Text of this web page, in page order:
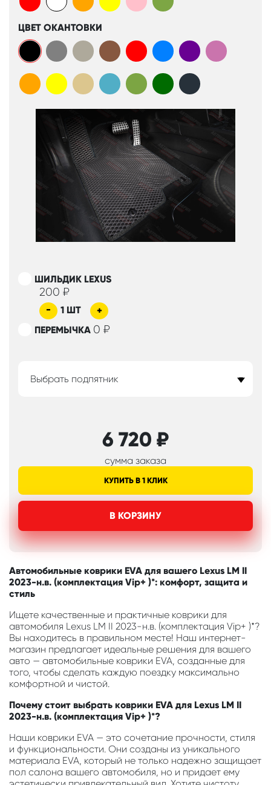
ЦВЕТ ОКАНТОВКИ
ШИЛЬДИК LEXUS
200 ₽
- 1 ШТ
+
ПЕРЕМЫЧКА 0 ₽
Выбрать подпятник
6 720 ₽
сумма заказа
КУПИТЬ В 1 КЛИК
В КОРЗИНУ
Автомобильные коврики EVA для вашего Lexus LM II
2023-н.в. (комплектация Vip+ )*: комфорт, защита и
стиль
Ищете качественные и практичные коврики для
автомобиля Lexus LM II 2023-н.в. (комплектация Vip+ )*?
Вы находитесь в правильном месте! Наш интернет-
магазин предлагает идеальные решения для вашего
авто — автомобильные коврики EVA, созданные для
того, чтобы сделать каждую поездку максимально
комфортной и чистой.
Почему стоит выбрать коврики EVA для Lexus LM II
2023-н.в. (комплектация Vip+ )*?
Наши коврики EVA — это сочетание прочности, стиля
и функциональности. Они созданы из уникального
материала EVA, который не только надежно защищает
пол салона вашего автомобиля, но и придает ему